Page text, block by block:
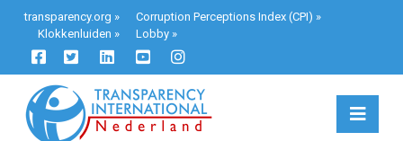
transparency.org » Corruption Perceptions Index (CPI) »
Klokkenluiden » Lobby»